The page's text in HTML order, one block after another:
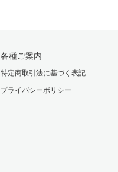
各種ご案内
特定商取引法に基づく表記
プライバシーポリシー